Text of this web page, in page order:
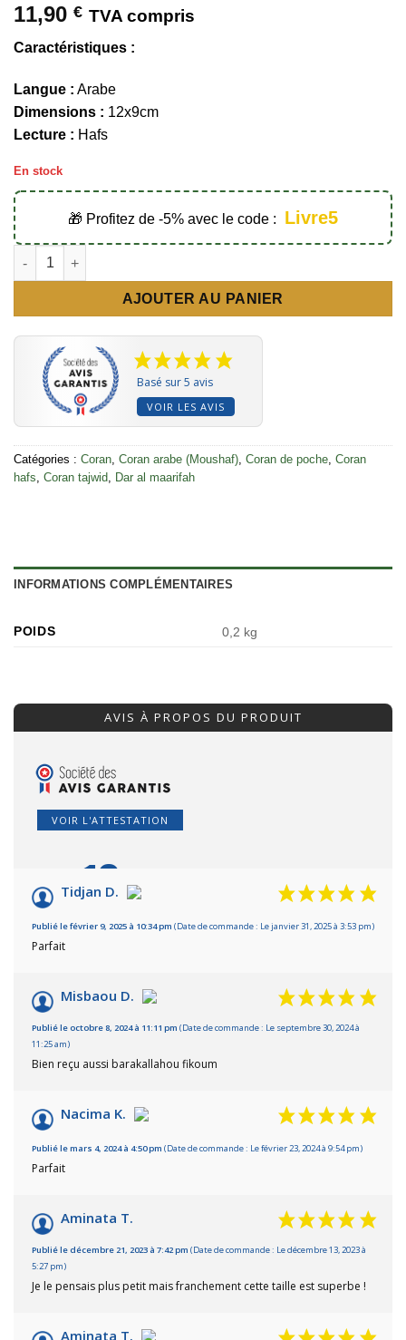
11,90 € TVA compris
Caractéristiques :
Langue : Arabe
Dimensions : 12x9cm
Lecture : Hafs
En stock
🎁 Profitez de -5% avec le code : Livre5
quantité de Coran de poche tajwid 12x9 bleu - Dar Al Maarifah
AJOUTER AU PANIER
Basé sur 5 avis
VOIR LES AVIS
Catégories : Coran, Coran arabe (Moushaf), Coran de poche, Coran
hafs, Coran tajwid, Dar al maarifah
INFORMATIONS COMPLÉMENTAIRES
POIDS 0,2 kg
AVIS À PROPOS DU PRODUIT
VOIR L'ATTESTATION
10 /10
Basé sur 5 avis
Tidjan D.
Publié le février 9, 2025 à 10:34 pm (Date de commande : Le janvier 31, 2025 à 3:53 pm)
Parfait
Misbaou D.
Publié le octobre 8, 2024 à 11:11 pm (Date de commande : Le septembre 30, 2024 à
11:25 am)
Bien reçu aussi barakallahou fikoum
Nacima K.
Publié le mars 4, 2024 à 4:50 pm (Date de commande : Le février 23, 2024 à 9:54 pm)
Parfait
Aminata T.
Publié le décembre 21, 2023 à 7:42 pm (Date de commande : Le décembre 13, 2023 à
5:27 pm)
Je le pensais plus petit mais franchement cette taille est superbe !
Aminata T.